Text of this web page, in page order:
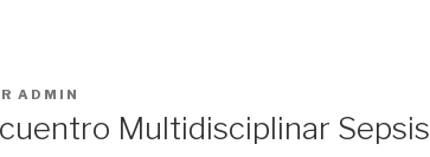
ADMIN
Multidisciplinar Sepsis